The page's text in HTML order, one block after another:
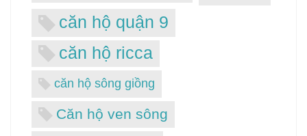
căn hộ quận 9
căn hộ ricca
căn hộ sông giồng
Căn hộ ven sông